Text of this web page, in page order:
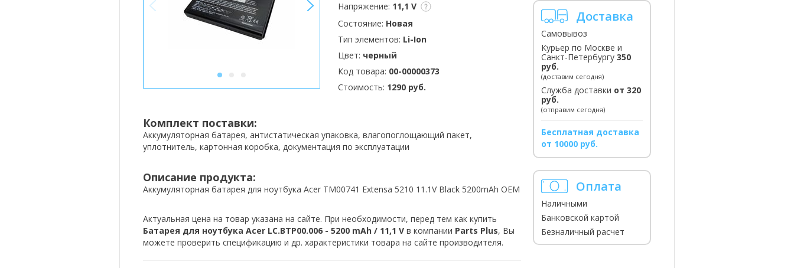
1
Напряжение: 11,1 V
Состояние: Новая
Тип элементов: Li-Ion
Цвет: черный
Код товара: 00-00000373
Стоимость: 1290 руб.
Комплект поставки:
Аккумуляторная батарея, антистатическая упаковка, влагопоглощающий пакет,
уплотнитель, картонная коробка, документация по эксплуатации
Описание продукта:
Аккумуляторная батарея для ноутбука Acer TM00741 Extensa 5210 11.1V Black 5200mAh OEM
Актуальная цена на товар указана на сайте. При необходимости, перед тем как купить
Батарея для ноутбука Acer LC.BTP00.006 - 5200 mAh / 11,1 V в компании Parts Plus, Вы
можете проверить спецификацию и др. характеристики товара на сайте производителя.
Доставка
Самовывоз
Курьер по Москве и
Санкт-Петербургу 350
руб.
(доставим сегодня)
Служба доставки от 320
руб.
(отправим сегодня)
Бесплатная доставка
от 10000 руб.
Оплата
Наличными
Банковской картой
Безналичный расчет